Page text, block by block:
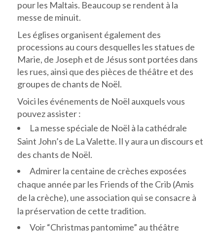
pour les Maltais. Beaucoup se rendent à la
messe de minuit.
Les églises organisent également des
processions au cours desquelles les statues de
Marie, de Joseph et de Jésus sont portées dans
les rues, ainsi que des pièces de théâtre et des
groupes de chants de Noël.
Voici les événements de Noël auxquels vous
pouvez assister :
La messe spéciale de Noël à la cathédrale
Saint John’s de La Valette. Il y aura un discours et
des chants de Noël.
Admirer la centaine de crèches exposées
chaque année par les Friends of the Crib (Amis
de la crèche), une association qui se consacre à
la préservation de cette tradition.
Voir “Christmas pantomime” au théâtre